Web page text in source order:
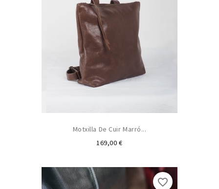
Motxilla De Cuir Marró...
169,00 €Preu
favorite_border